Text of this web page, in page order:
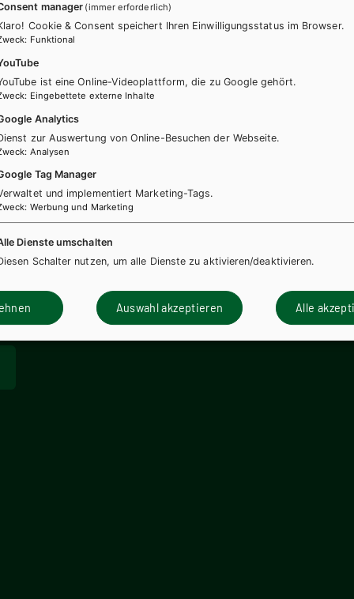
passenden Produkte
Zurücksetzen
manager (immer erforderlich)
Cookie & Consent speichert Ihren Einwilligungsstatus im Browser.
: Funktional
ist eine Online-Videoplattform, die zu Google gehört.
: Eingebettete externe Inhalte
Analytics
zur Auswertung von Online-Besuchen der Webseite.
: Analysen
Tag Manager
und implementiert Marketing-Tags.
: Werbung und Marketing
Dienste umschalten
Schalter nutzen, um alle Dienste zu aktivieren/deaktivieren.
Auswahl akzeptieren Alle